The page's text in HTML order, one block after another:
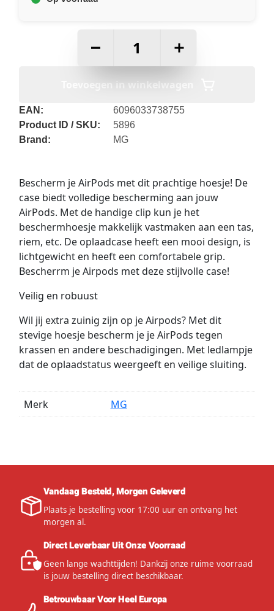
+
Toevoegen in winkelwagen
EAN:
6096033738755
Product ID / SKU:
5896
Brand:
MG
Bescherm je AirPods met dit prachtige hoesje! De
case biedt volledige bescherming aan jouw
AirPods. Met de handige clip kun je het
beschermhoesje makkelijk vastmaken aan een tas,
riem, etc. De oplaadcase heeft een mooi design, is
lichtgewicht en heeft een comfortabele grip.
Bescherrm je Airpods met deze stijlvolle case!
Veilig en robuust
Wil jij extra zuinig zijn op je Airpods? Met dit
stevige hoesje bescherm je je AirPods tegen
krassen en andere beschadigingen. Met ledlampje
dat de oplaadstatus weergeeft en veilige sluiting.
Merk MG
Vandaag Besteld, Morgen Geleverd
Plaats je bestelling voor 17:00 uur en ontvang het
morgen al.
Direct Leverbaar Uit Onze Voorraad
Geen lange wachttijden! Dankzij onze ruime voorraad
is jouw bestelling direct beschikbaar.
Betrouwbaar Voor Heel Europa